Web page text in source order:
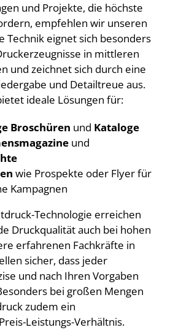
und Projekte, die höchste
empfehlen wir unseren
Technik eignet sich besonders
in mittleren
und zeichnet sich durch eine
und Detailtreue aus.
ideale Lösungen für:
Broschüren und Kataloge
und
wie Prospekte oder Flyer für
Kampagnen
Technologie erreichen
Druckqualität auch bei hohen
erfahrenen Fachkräfte in
sicher, dass jeder
und nach Ihren Vorgaben
bei großen Mengen
zudem ein
Leistungs-Verhältnis.